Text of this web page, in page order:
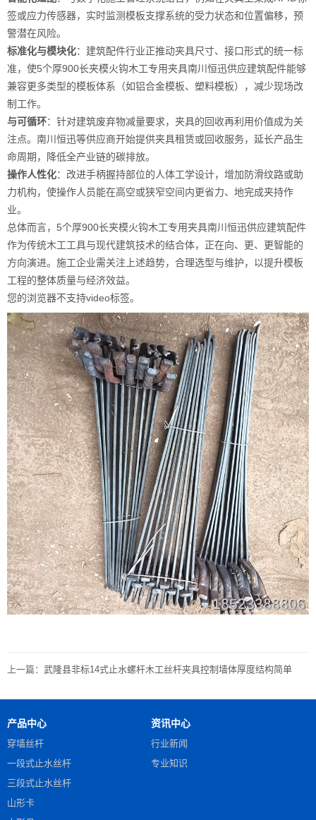
签或应力传感器，实时监测模板支撑系统的受力状态和位置偏移，预
警潜在风险。
标准化与模块化：建筑配件行业正推动夹具尺寸、接口形式的统一标
准，使5个厚900长夹模火钩木工专用夹具南川恒迅供应建筑配件能够
兼容更多类型的模板体系（如铝合金模板、塑料模板），减少现场改
制工作。
与可循环：针对建筑废弃物减量要求，夹具的回收再利用价值成为关
注点。南川恒迅等供应商开始提供夹具租赁或回收服务，延长产品生
命周期，降低全产业链的碳排放。
操作人性化：改进手柄握持部位的人体工学设计，增加防滑纹路或助
力机构，使操作人员能在高空或狭窄空间内更省力、地完成夹持作
业。
总体而言，5个厚900长夹模火钩木工专用夹具南川恒迅供应建筑配件
作为传统木工工具与现代建筑技术的结合体，正在向、更、更智能的
方向演进。施工企业需关注上述趋势，合理选型与维护，以提升模板
工程的整体质量与经济效益。
您的浏览器不支持video标签。
上一篇： 武隆县非标14式止水螺杆木工丝杆夹具控制墙体厚度结构简单
产品中心
穿墙丝杆
一段式止水丝杆
三段式止水丝杆
山形卡
资讯中心
行业新闻
专业知识